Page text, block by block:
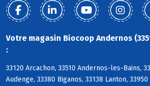
Votre magasin Biocoop Andernos
:
33120 Arcachon, 33510 Andernos-les-Bains,
Audenge, 33380 Biganos, 33138 Lanton,